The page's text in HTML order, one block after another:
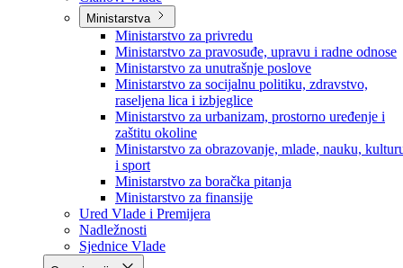
Vlada BPK Goražde
Premijer
Članovi Vlade
Ministarstva
Ministarstvo za privredu
Ministarstvo za pravosuđe, upravu i radne odnose
Ministarstvo za unutrašnje poslove
Ministarstvo za socijalnu politiku, zdravstvo,
raseljena lica i izbjeglice
Ministarstvo za urbanizam, prostorno uređenje i
zaštitu okoline
Ministarstvo za obrazovanje, mlade, nauku,
i sport
Ministarstvo za boračka pitanja
Ministarstvo za finansije
Ured Vlade i Premijera